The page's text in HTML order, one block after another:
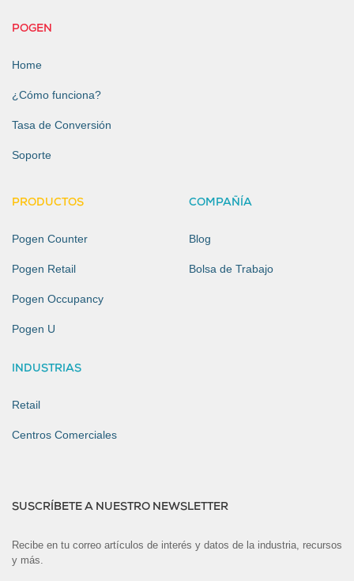
POGEN
Home
¿Cómo funciona?
Tasa de Conversión
Soporte
PRODUCTOS
Pogen Counter
Pogen Retail
Pogen Occupancy
Pogen U
INDUSTRIAS
Retail
Centros Comerciales
COMPAÑÍA
Blog
Bolsa de Trabajo
SUSCRÍBETE A NUESTRO NEWSLETTER
Recibe en tu correo artículos de interés y datos de la industria, recursos
y más.